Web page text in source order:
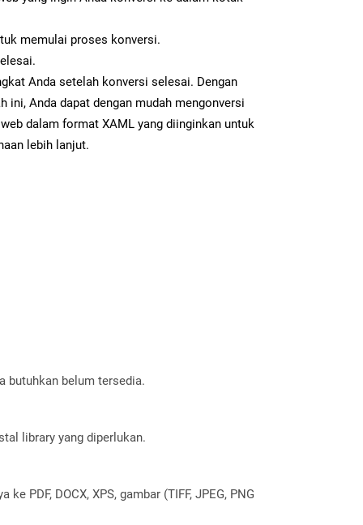
memulai proses konversi.
Anda setelah konversi selesai. Dengan
ini, Anda dapat dengan mudah mengonversi
dalam format XAML yang diinginkan untuk
lebih lanjut.
butuhkan belum tersedia.
library yang diperlukan.
PDF, DOCX, XPS, gambar (TIFF, JPEG, PNG